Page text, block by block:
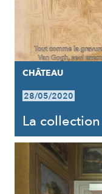
CHÂTEAU
28/05/2020
La